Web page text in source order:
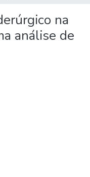
na
análise de